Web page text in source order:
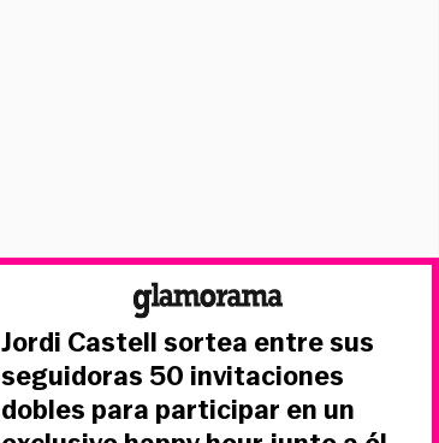
Jordi Castell sortea entre sus
seguidoras 50 invitaciones
dobles para participar en un